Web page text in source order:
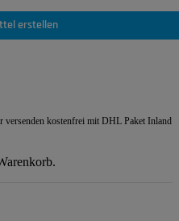
erstellen
versenden kostenfrei mit DHL Paket Inland